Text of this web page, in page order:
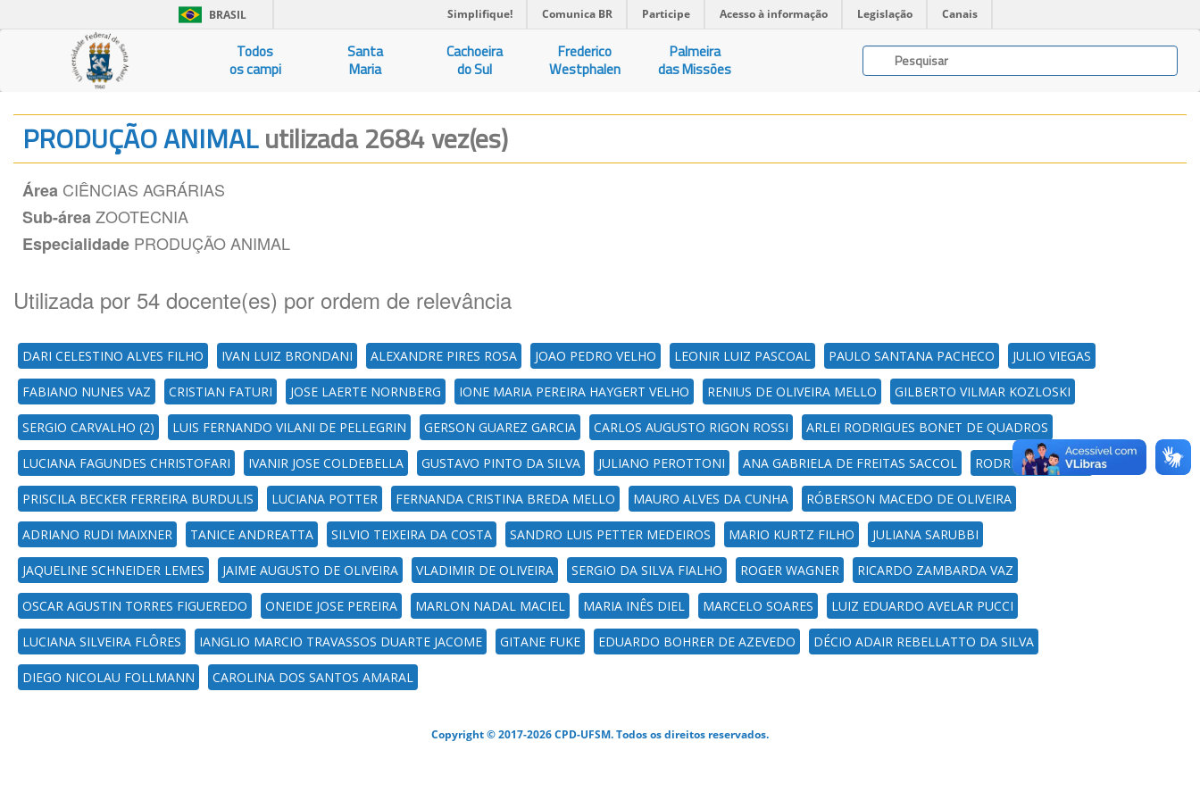
BRASIL Simplifique! Comunica BR Participe Acesso à informação Legislação Canais
Todos
os campi
Santa
Maria
Cachoeira
do Sul
Frederico
Westphalen
Palmeira
das Missões
PRODUÇÃO ANIMALutilizada 2684 vez(es)
Área CIÊNCIAS AGRÁRIAS
Sub-áreaZOOTECNIA
Especialidade PRODUÇÃO ANIMAL
Utilizada por 54 docente(es) por ordem de relevância
DARI CELESTINO ALVES FILHO IVAN LUIZ BRONDANI ALEXANDRE PIRES ROSA JOAO PEDRO VELHO LEONIR LUIZ PASCOAL PAULO SANTANA PACHECO JULIO VIEGAS
FABIANO NUNES VAZ CRISTIAN FATURI JOSE LAERTE NORNBERG IONE MARIA PEREIRA HAYGERT VELHO RENIUS DE OLIVEIRA MELLO GILBERTO VILMAR KOZLOSKI
SERGIO CARVALHO (2) LUIS FERNANDO VILANI DE PELLEGRIN GERSON GUAREZ GARCIA CARLOS AUGUSTO RIGON ROSSI ARLEI RODRIGUES BONET DE QUADROS
LUCIANA FAGUNDES CHRISTOFARI IVANIR JOSE COLDEBELLA GUSTAVO PINTO DA SILVA JULIANO PEROTTONI ANA GABRIELA DE FREITAS SACCOL RODRIGO BORILLE
PRISCILA BECKER FERREIRA BURDULIS LUCIANA POTTER FERNANDA CRISTINA BREDA MELLO MAURO ALVES DA CUNHA RÓBERSON MACEDO DE OLIVEIRA
ADRIANO RUDI MAIXNER TANICE ANDREATTA SILVIO TEIXEIRA DA COSTA SANDRO LUIS PETTER MEDEIROS MARIO KURTZ FILHO JULIANA SARUBBI
JAQUELINE SCHNEIDER LEMES JAIME AUGUSTO DE OLIVEIRA VLADIMIR DE OLIVEIRA SERGIO DA SILVA FIALHO ROGER WAGNER RICARDO ZAMBARDA VAZ
OSCAR AGUSTIN TORRES FIGUEREDO ONEIDE JOSE PEREIRA MARLON NADAL MACIEL MARIA INÊS DIEL MARCELO SOARES LUIZ EDUARDO AVELAR PUCCI
LUCIANA SILVEIRA FLÔRES IANGLIO MARCIO TRAVASSOS DUARTE JACOME GITANE FUKE EDUARDO BOHRER DE AZEVEDO DÉCIO ADAIR REBELLATTO DA SILVA
DIEGO NICOLAU FOLLMANN CAROLINA DOS SANTOS AMARAL
Copyright © 2017-2026 CPD-UFSM. Todos os direitos reservados.